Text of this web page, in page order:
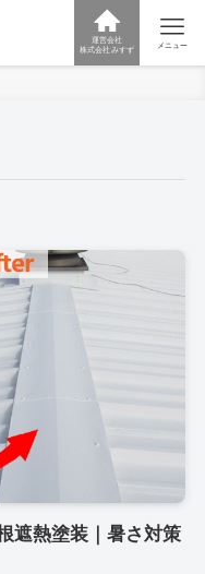
運営会社
株式会社みすず
メニュー
遮熱塗装｜暑さ対策